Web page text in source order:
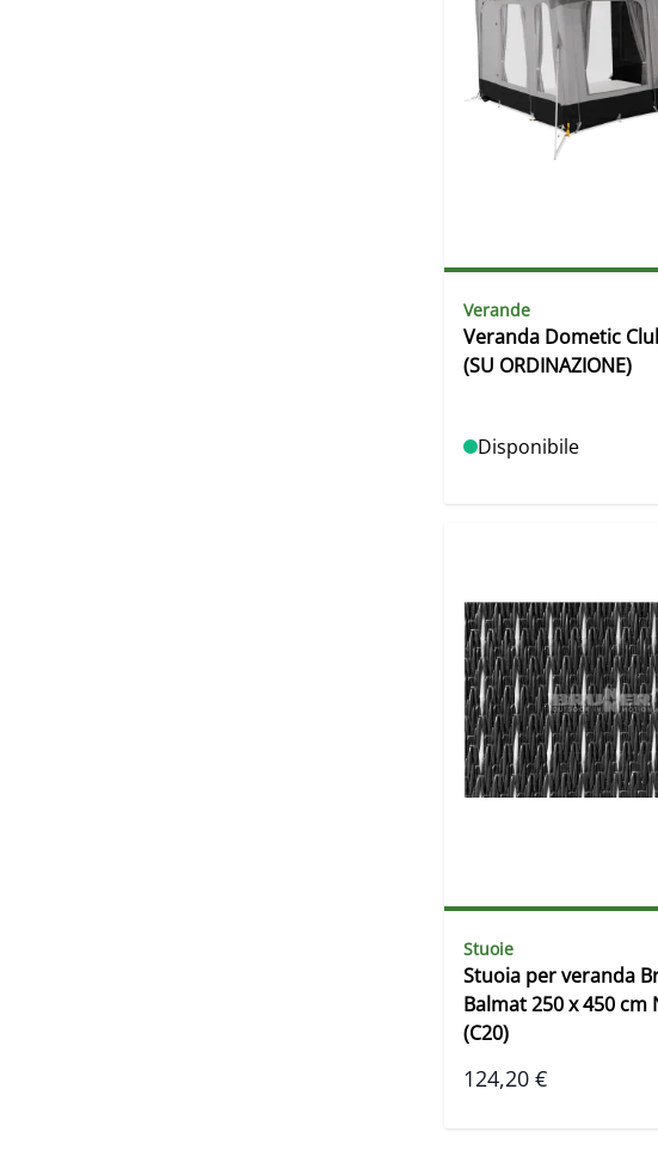
Verande
Veranda Dometic
(SU ORDINAZIONE)
Disponibile
Stuoie
Stuoia per veranda
Balmat 250 x 450 cm
(C20)
124,20 €